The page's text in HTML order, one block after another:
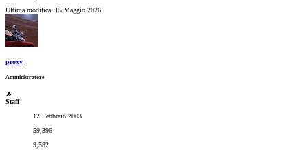
Ultima modifica: 15 Maggio 2026
proxy
Amministratore
Staff
12 Febbraio 2003
59,396
9,582